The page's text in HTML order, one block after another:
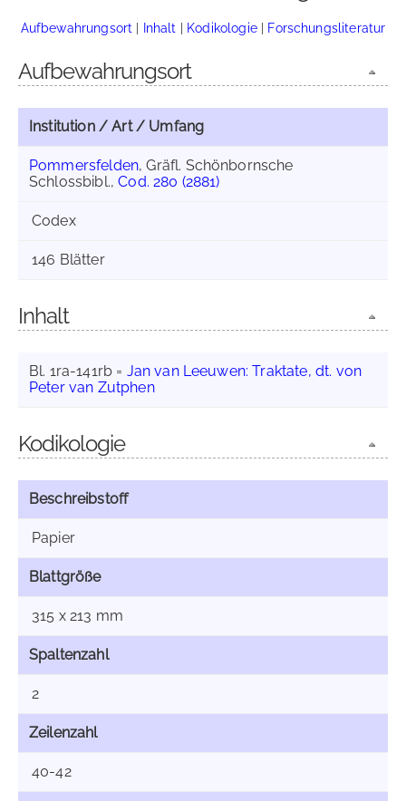
Aufbewahrungsort | Inhalt | Kodikologie| Forschungsliteratur
Aufbewahrungsort
Institution / Art / Umfang
Pommersfelden, Gräfl. Schönbornsche
Schlossbibl.,Cod. 280 (2881)
Codex
146 Blätter
Inhalt
Bl. 1ra-141rb = Jan van Leeuwen: Traktate, dt. von
Peter van Zutphen
Kodikologie
Beschreibstoff
Papier
Blattgröße
315 x 213 mm
Spaltenzahl
2
Zeilenzahl
40-42